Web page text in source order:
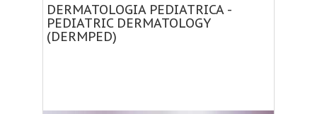
DERMATOLOGIA PEDIATRICA -
PEDIATRIC DERMATOLOGY
(DERMPED)